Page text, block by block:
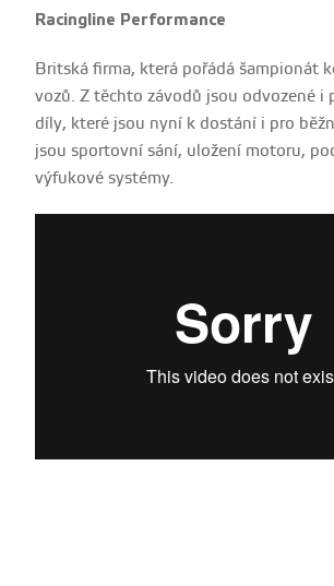
Racingline Performance
Britská firma, která pořádá šampionát
vozů. Z těchto závodů jsou odvozené i
díly, které jsou nyní k dostání i pro
jsou sportovní sání, uložení motoru,
výfukové systémy.